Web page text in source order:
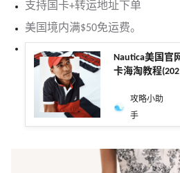
支持国卡+转运地址下单
美国境内满$50免运费。
Nautica美国官
卡海淘教程
攻略小助
手